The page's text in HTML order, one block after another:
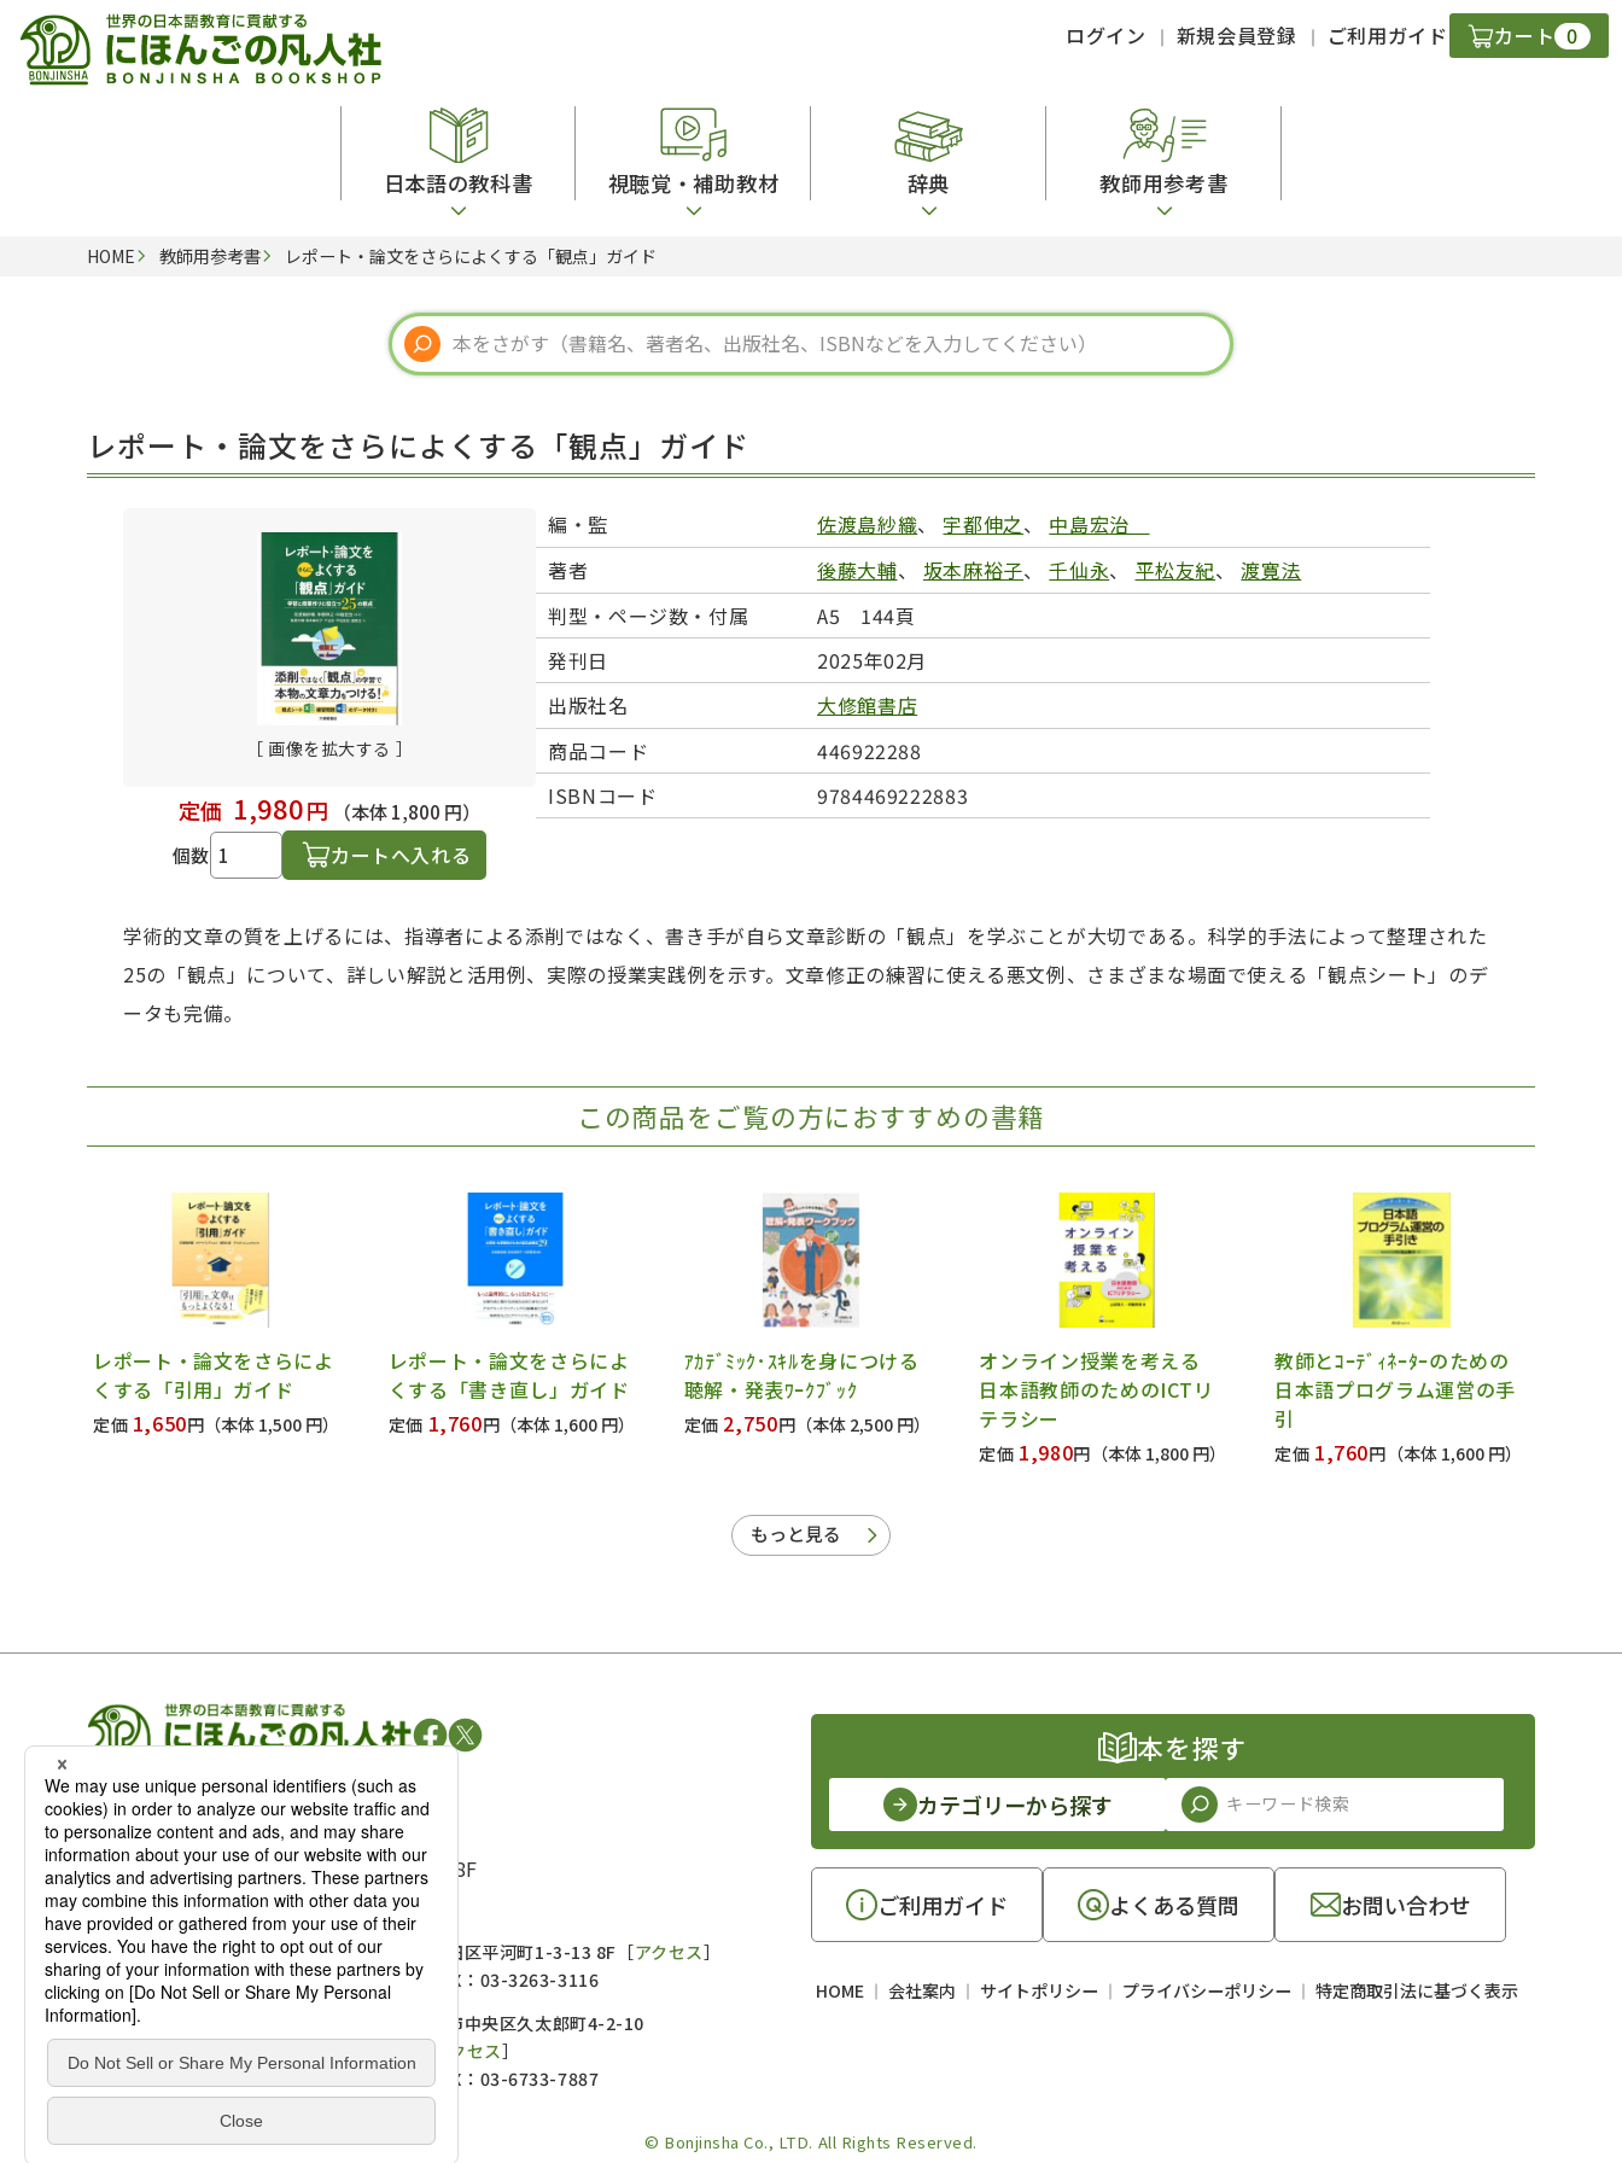
ログイン 新規会員登録 ご利用ガイド カート 0
日本語の教科書
留学生向け専門分野
子ども向け
文法
発音・聴解
作文
練習問題
日本語能力試験対策
日本留学試験対策
学校情報
日本語学習関連副読本
定期刊行物
視聴覚・補助教材
カード・ゲーム・絵教材
絵本・子ども向け補助 図表
辞典
スペイン語辞典
中国語辞典
ドイツ語辞典
ポルトガル語辞典
ロシア語辞典
語学・文法辞典
表現・用字用語辞典 比較文化辞典
教師用参考書
語彙・意味
文章・談話・表現
表記
言語学
多言語社会・言語政策
言語の諸相
アカデミック・スキル
HOME 教師用参考書 レポート・論文をさらによくする「観点」ガイド
レポート・論文をさらによくする「観点」ガイド
［ 画像を拡大する ］
定価 1,980円
（本体 1,800 円）
個数
カートへ入れる
編・監 佐渡島紗織、 宇都伸之、 中島宏治
著者
後藤大輔、 坂本麻裕子、千仙永、 平松友紀、渡寛法
判型・ページ数・付属
A5 144頁
発刊日
2025年02月
出版社名
大修館書店
商品コード
446922288
ISBNコード
9784469222883
学術的文章の質を上げるには、指導者による添削ではなく、書き手が自ら文章診断の「観点」を学ぶことが大切である。科学的手法によって整理された
25の「観点」について、詳しい解説と活用例、実際の授業実践例を示す。文章修正の練習に使える悪文例、さまざまな場面で使える「観点シート」のデ
ータも完備。
この商品をご覧の方におすすめの書籍
レポート・論文をさらによ
くする「引用」ガイド
定価 1,650円 （本体 1,500 円）
レポート・論文をさらによ
くする「書き直し」ガイド
定価 1,760円 （本体 1,600 円）
ｱｶﾃﾞﾐｯｸ･ｽｷﾙを身につける
聴解・発表ﾜｰｸﾌﾞｯｸ
定価 2,750円 （本体 2,500 円）
オンライン授業を考える
日本語教師のためのICTリ
テラシー
定価 1,980円 （本体 1,800 円）
教師とｺｰﾃﾞｨﾈｰﾀｰのための
日本語プログラム運営の手
引
定価 1,760円 （本体 1,600 円）
もっと見る
凡人社の出版情報
〒102-0093 東京都千代田区平河町 1-3-13 8F
TEL：03-3263-3959／FAX：03-3263-3116
麹町店
〒102-0093 東京都千代田区平河町1-3-13 8F［アクセス］
TEL：03-3239-8673／FAX：03-3263-3116
大阪店
〒541-0056 大阪府大阪市中央区久太郎町4-2-10
アクセス］
TEL：06-4256-2684／FAX：03-6733-7887
本を探す
カテゴリーから探す
ご利用ガイド よくある質問 お問い合わせ
HOME 会社案内 サイトポリシー プライバシーポリシー 特定商取引法に基づく表示
© Bonjinsha Co., LTD. All Rights Reserved.